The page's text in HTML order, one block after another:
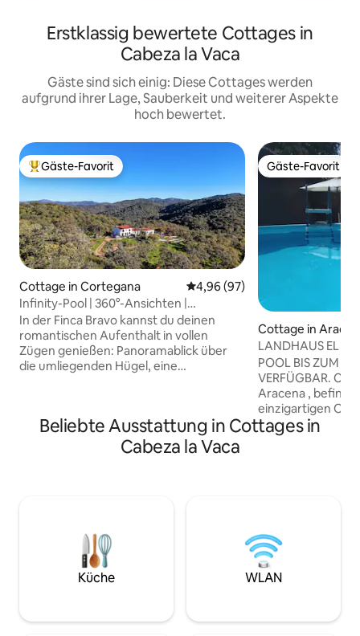
Erstklassig bewertete Cottages in
Cabeza la Vaca
Gäste sind sich einig: Diese Cottages werden
aufgrund ihrer Lage, Sauberkeit und weiterer Aspekte
hoch bewertet.
Beliebter Gäste-Favorit.
Gäste-Favorit
Cottage in Cortegana Durchschnittliche Bewertung:
4,96 (97)
Infinity-Pool | 360°-Ansichten |
Modernes Interieur
In der Finca Bravo kannst du deinen
romantischen Aufenthalt in vollen
Zügen genießen: Panoramablick über
die umliegenden Hügel, eine
ausgestattete Küche, einen
Wohn-/Essbereich und ein eigenes
Badezimmer mit einer großen
Sonnenuntergang von deiner großen,
aber privaten Terrasse mit 360°-Blick
über den umliegenden Naturpark.
Gäste-Favorit
Gäste-Favorit
Cottage in
LANDHAUS EL
POOL BIS ZUM 13.
VERFÜGBAR.
Aracena , befindet sich an einem
einzigartigen Ort,
und
Naturparks mit
zudem über
Brennholz ist
ausgestattete
und eine Toilette,
Beliebte Ausstattung in Cottages in
Cabeza la Vaca
Küche WLAN